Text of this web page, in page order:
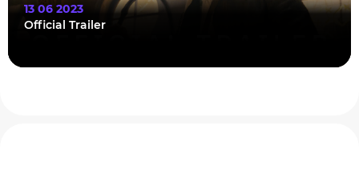
13 06 2023
Official Trailer